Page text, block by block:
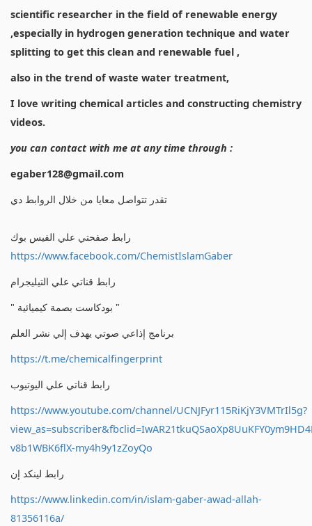
scientific researcher in the field of renewable energy
,especially in hydrogen generation technique and water
splitting to get this clean and renewable fuel ,
also in the trend of waste water treatment,
I love writing chemical articles and constructing chemistry
videos.
you can contact with me at any time through :
egaber128@gmail.com
تقدر تتواصل معايا من خلال الروابط دي
رابط صفحتي علي الفيس بوك
https://www.facebook.com/ChemistIslamGaber
رابط قناتي علي التيليجرام
" بودكاست بصمة كيميائية "
برنامج إذاعي صوتي يهدف إلي نشر العلم
https://t.me/chemicalfingerprint
رابط قناتي علي اليوتيوب
https://www.youtube.com/channel/UCNJFyr115RiKjY3VMTrIl5g?
v8b1WBK6flX-my4h9y1zZoyQo
رابط لينكد إن
https://www.linkedin.com/in/islam-gaber-awad-allah-
81356116a/